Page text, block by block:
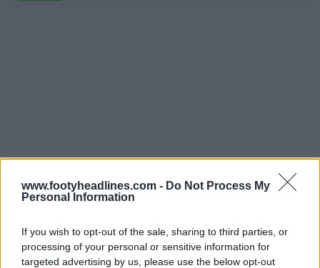
www.footyheadlines.com - Do Not Process My
Personal Information
If you wish to opt-out of the sale, sharing to third parties, or
processing of your personal or sensitive information for
targeted advertising by us, please use the below opt-out